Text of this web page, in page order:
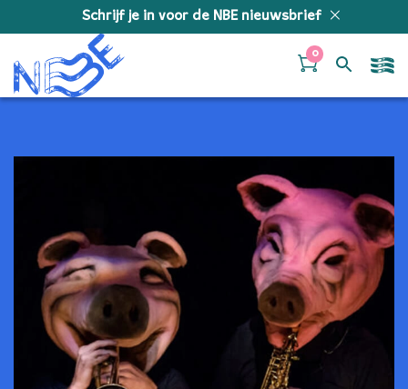
Schrijf je in voor de NBE nieuwsbrief
0